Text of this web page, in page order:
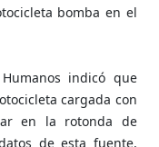
bomba en el
indicó que
cargada con
en la rotonda de
de esta fuente,